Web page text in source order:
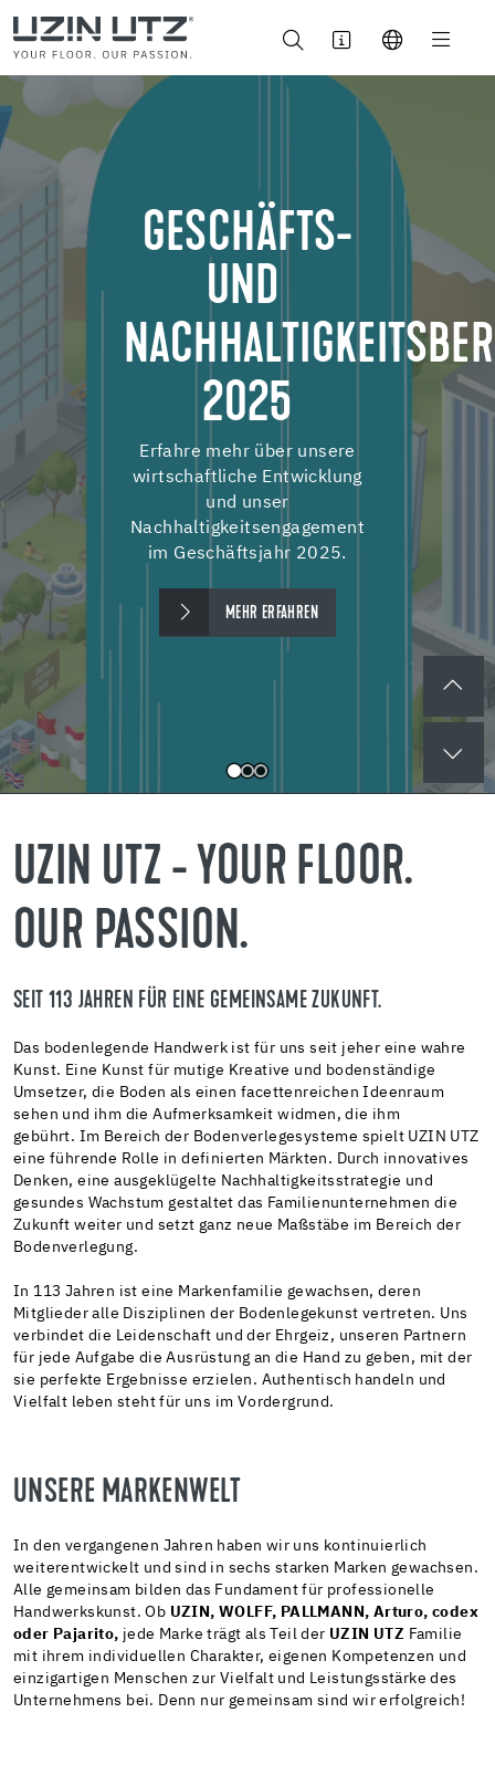
GESCHÄFTS-
UND
2025
Erfahre mehr über unsere
wirtschaftliche Entwicklung
und unser
Nachhaltigkeitsengagement
im Geschäftsjahr 2025.
MEHR ERFAHREN
UZIN UTZ - YOUR FLOOR.
OUR PASSION.
SEIT 113 JAHREN FÜR EINE GEMEINSAME ZUKUNFT.
Das bodenlegende Handwerk ist für uns seit jeher eine wahre
Kunst. Eine Kunst für mutige Kreative und bodenständige
Umsetzer, die Boden als einen facettenreichen Ideenraum
sehen und ihm die Aufmerksamkeit widmen, die ihm
gebührt. Im Bereich der Bodenverlegesysteme spielt UZIN UTZ
eine führende Rolle in definierten Märkten. Durch innovatives
Denken, eine ausgeklügelte Nachhaltigkeitsstrategie und
gesundes Wachstum gestaltet das Familienunternehmen die
Zukunft weiter und setzt ganz neue Maßstäbe im Bereich der
Bodenverlegung.
In 113 Jahren ist eine Markenfamilie gewachsen, deren
Mitglieder alle Disziplinen der Bodenlegekunst vertreten. Uns
verbindet die Leidenschaft und der Ehrgeiz, unseren Partnern
für jede Aufgabe die Ausrüstung an die Hand zu geben, mit der
sie perfekte Ergebnisse erzielen. Authentisch handeln und
Vielfalt leben steht für uns im Vordergrund.
UNSERE MARKENWELT
In den vergangenen Jahren haben wir uns kontinuierlich
weiterentwickelt und sind in sechs starken Marken gewachsen.
Alle gemeinsam bilden das Fundament für professionelle
Handwerkskunst. Ob UZIN, WOLFF, PALLMANN, Arturo, codex
oder Pajarito, jede Marke trägt als Teil der UZIN UTZ Familie
mit ihrem individuellen Charakter, eigenen Kompetenzen und
einzigartigen Menschen zur Vielfalt und Leistungsstärke des
Unternehmens bei. Denn nur gemeinsam sind wir erfolgreich!